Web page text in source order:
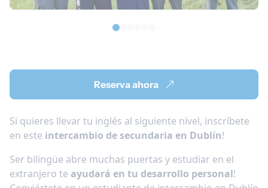
Reserva ahora
Si quieres llevar tu inglés al siguiente nivel, inscríbete
en este intercambio de secundaria en Dublín!
Ser bilingüe abre muchas puertas y estudiar en el
extranjero te ayudará en tu desarrollo personal!